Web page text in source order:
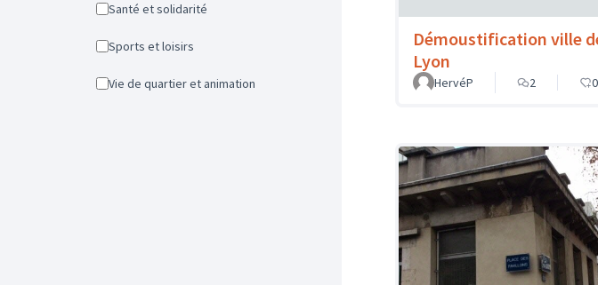
Santé et solidarité
Sports et loisirs
Vie de quartier et animation
Démoustification ville
Lyon
HervéP
2 0